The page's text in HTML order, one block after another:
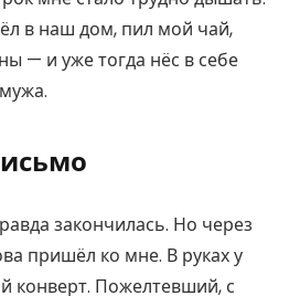
в наш дом, пил мой чай,
— и уже тогда нёс в себе
закончилась. Но через
пришёл ко мне. В руках у
конверт. Пожелтевший, с